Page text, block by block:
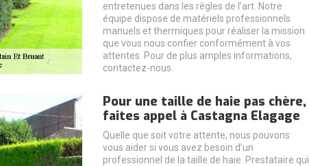
entretenues dans les règles de l’art. Notre
équipe dispose de matériels professionnels
manuels et thermiques pour réaliser la mission
que vous nous confier conformément à vos
attentes. Pour de plus amples informations,
contactez-nous.
Pour une taille de haie pas chère,
faites appel à Castagna Elagage
Quelle que soit votre attente, nous pouvons
vous aider si vous avez besoin d’un
professionnel de la taille de haie. Prestataire qui